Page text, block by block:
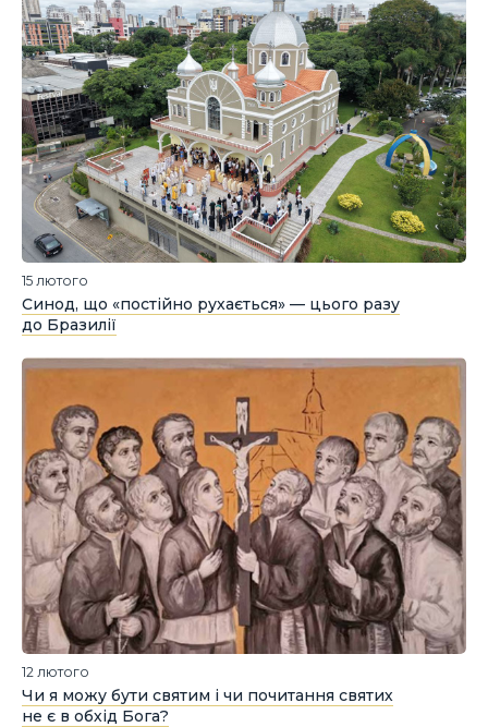
15 лютого
Синод, що «постійно рухається» — цього разу
до Бразилії
12 лютого
Чи я можу бути святим і чи почитання святих
не є в обхід Бога?